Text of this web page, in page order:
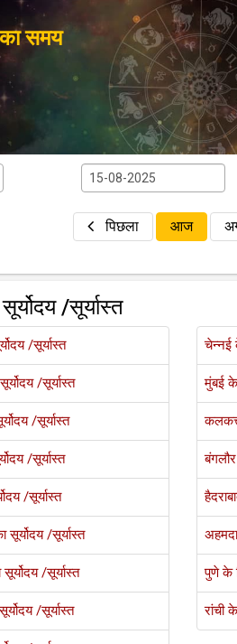
का समय
पिछला आज
/सूर्यास्त
/सूर्यास्त
/सूर्यास्त
/सूर्यास्त
/सूर्यास्त
/सूर्यास्त
/सूर्यास्त
/सूर्यास्त
/सूर्यास्त
चेन्नई
मुंबई
पुणे के
रांची